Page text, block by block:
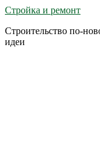
Стройка и ремонт
Строительство по-
идеи